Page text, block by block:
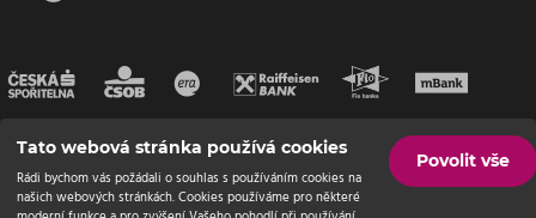
Tato webová stránka používá cookies
Rádi bychom vás požádali o souhlas s používáním cookies na
našich webových stránkách. Cookies používáme pro některé
Povolit vše